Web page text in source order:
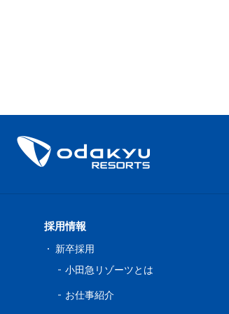
採用情報
新卒採用
小田急リゾーツとは
お仕事紹介